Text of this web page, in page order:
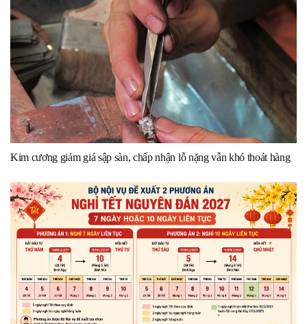
Kim cương giảm giá sập sàn, chấp nhận lỗ nặng vẫn khó thoát hàng